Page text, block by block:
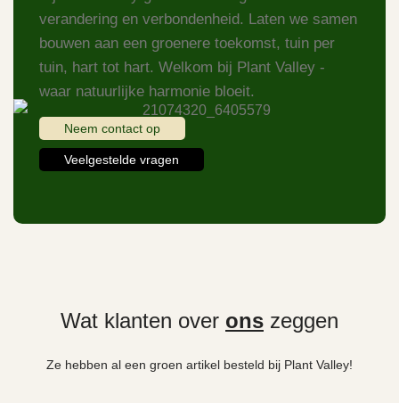
verandering en verbondenheid. Laten we samen
bouwen aan een groenere toekomst, tuin per
tuin, hart tot hart. Welkom bij Plant Valley -
waar natuurlijke harmonie bloeit.
Neem contact op
Veelgestelde vragen
Wat klanten over ons zeggen
Ze hebben al een groen artikel besteld bij Plant Valley!